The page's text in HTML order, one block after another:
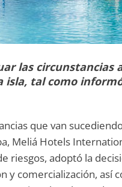
las
tal como
que van
Meliá Hotels
riesgos, adoptó la
y comercialización, así